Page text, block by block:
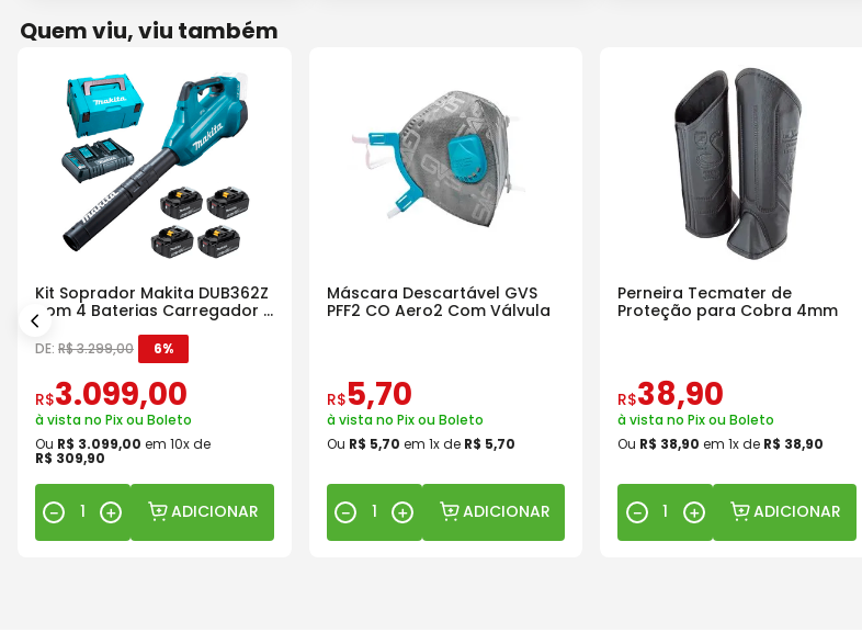
Quem viu, viu também
Kit Soprador Makita DUB362Z
com 4 Baterias Carregador e
Maleta
DE: R$3.299,00 6%
R$3.099,00
à vista no Pix ou Boleto
Ou R$ 3.099,00 em 10x de
R$ 309,90
＋
－ ADICIONAR
Máscara Descartável GVS
PFF2 CO Aero2 Com Válvula
R$5,70
à vista no Pix ou Boleto
Ou R$ 5,70 em 1x de R$ 5,70
＋
－ ADICIONAR
Perneira Tecmater de
Proteção para Cobra 4mm
R$38,90
à vista no Pix ou Boleto
Ou R$ 38,90 em1x de R$ 38,90
＋
－ ADICIONAR